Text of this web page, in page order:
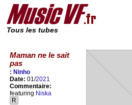
Tous les tubes
Maman ne le sait
pas
: Ninho
Date: 01/2021
Commentaire:
featuring Niska
R